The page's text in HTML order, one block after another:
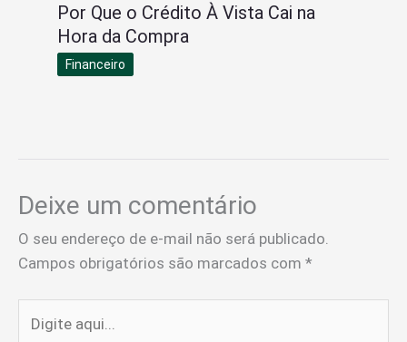
Por Que o Crédito À Vista Cai na
Hora da Compra
Financeiro
Deixe um comentário
O seu endereço de e-mail não será publicado.
Campos obrigatórios são marcados com *
aqui...